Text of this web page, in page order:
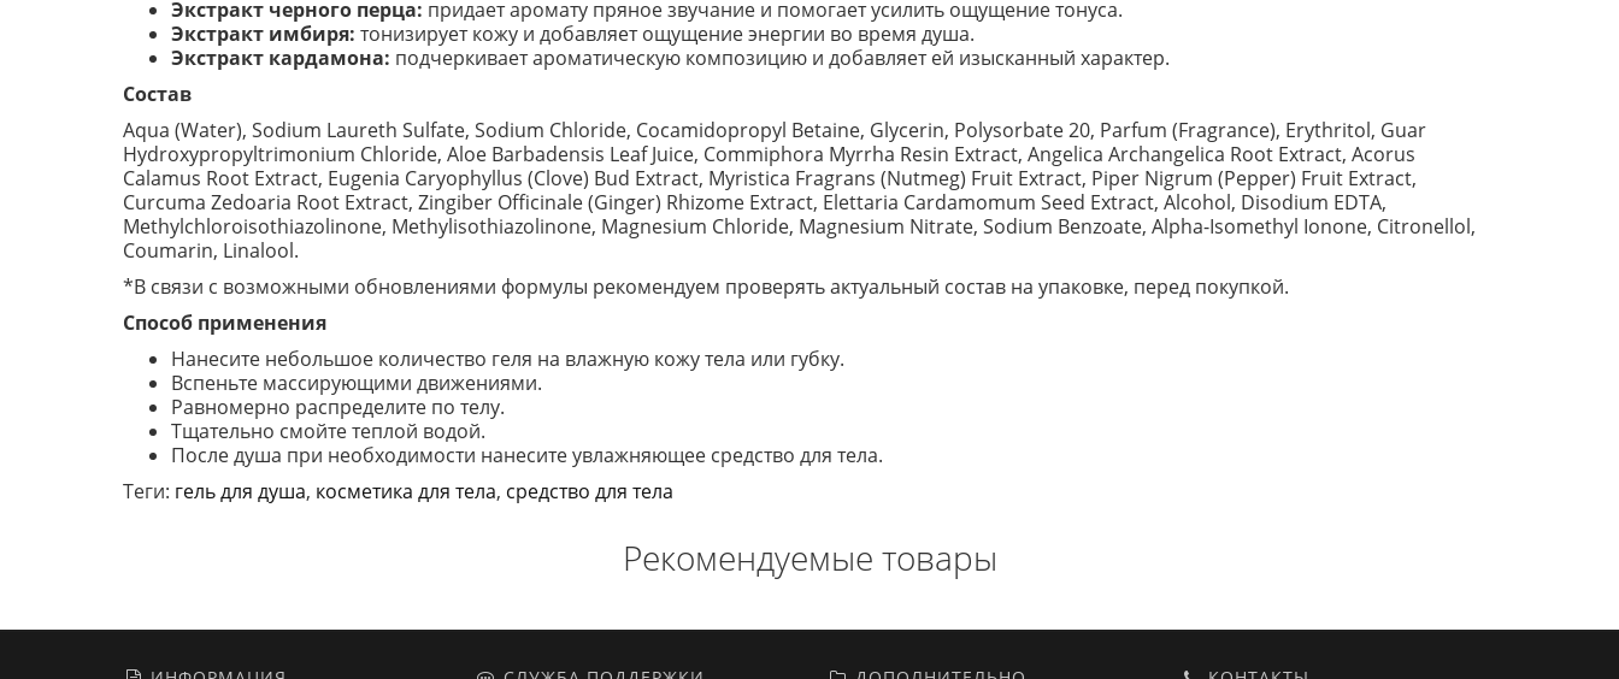
Экстракт черного перца: придает аромату пряное звучание и помогает усилить ощущение тонуса.
Экстракт имбиря: тонизирует кожу и добавляет ощущение энергии во время душа.
Экстракт кардамона: подчеркивает ароматическую композицию и добавляет ей изысканный характер.
Состав
Aqua (Water), Sodium Laureth Sulfate, Sodium Chloride, Cocamidopropyl Betaine, Glycerin, Polysorbate 20, Parfum (Fragrance), Erythritol, Guar
Hydroxypropyltrimonium Chloride, Aloe Barbadensis Leaf Juice, Commiphora Myrrha Resin Extract, Angelica Archangelica Root Extract, Acorus
Calamus Root Extract, Eugenia Caryophyllus (Clove) Bud Extract, Myristica Fragrans (Nutmeg) Fruit Extract, Piper Nigrum (Pepper) Fruit Extract,
Curcuma Zedoaria Root Extract, Zingiber Officinale (Ginger) Rhizome Extract, Elettaria Cardamomum Seed Extract, Alcohol, Disodium EDTA,
Methylchloroisothiazolinone, Methylisothiazolinone, Magnesium Chloride, Magnesium Nitrate, Sodium Benzoate, Alpha-Isomethyl Ionone, Citronellol,
Coumarin, Linalool.
*В связи с возможными обновлениями формулы рекомендуем проверять актуальный состав на упаковке, перед покупкой.
Способ применения
Нанесите небольшое количество геля на влажную кожу тела или губку.
Вспеньте массирующими движениями.
Равномерно распределите по телу.
Тщательно смойте теплой водой.
После душа при необходимости нанесите увлажняющее средство для тела.
Теги: гель для душа, косметика для тела, средство для тела
Рекомендуемые товары